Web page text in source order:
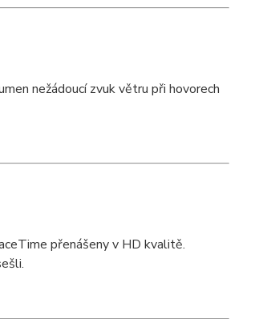
nežádoucí zvuk větru při hovorech
přenášeny v HD kvalitě.